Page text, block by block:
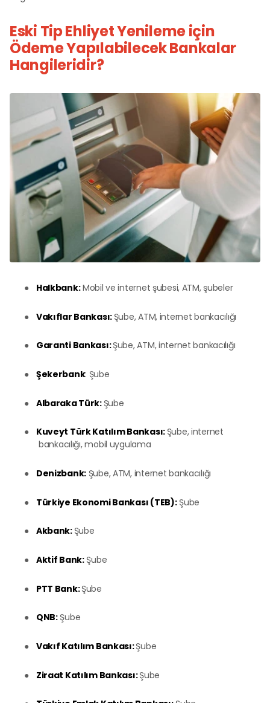
Eski Tip Ehliyet Yenileme için
Ödeme Yapılabilecek Bankalar
Hangileridir?
● Halkbank:Mobil ve internet şubesi, ATM, şubeler
● Vakıflar Bankası: Şube, ATM, internet bankacılığı
● Garanti Bankası:Şube, ATM, internet bankacılığı
● Şekerbank: Şube
● Albaraka Türk: Şube
● Kuveyt Türk Katılım Bankası: Şube, internet
bankacılığı, mobil uygulama
● Denizbank: Şube, ATM, internet bankacılığı
● Türkiye Ekonomi Bankası (TEB): Şube
● Akbank: Şube
● Aktif Bank: Şube
● PTT Bank:Şube
● QNB: Şube
● Vakıf Katılım Bankası:Şube
● Ziraat Katılım Bankası:Şube